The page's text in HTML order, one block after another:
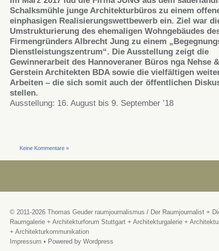
Schalksmühle junge Architekturbüros zu einem
einphasigen Realisierungswettbewerb ein. Ziel war
Umstrukturierung des ehemaligen Wohngebäudes
Firmengründers Albrecht Jung zu einem
Dienstleistungszentrum“. Die Ausstellung zeigt die
Gewinnerarbeit des Hannoveraner Büros nga Nehse &
Gerstein Architekten BDA sowie die vielfältigen
Arbeiten – die sich somit auch der öffentlichen
stellen.
Ausstellung: 16. August bis 9. September ’18
Keine Kommentare »
© 2011-2026 Thomas Geuder raumjournalismus / Der Raumjournalist +
Raumgalerie + Architekturforum Stuttgart + Architekturgalerie +
+ Architekturkommunikation
Impressum • Powered by Wordpress